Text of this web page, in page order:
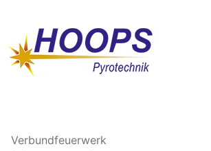
Verbundfeuerwerk